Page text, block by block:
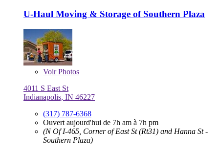
U-Haul Moving & Storage of Southern Plaza
VoirPhotos
4011 S East St
Indianapolis, IN 46227
(317) 787-6368
Ouvert aujourd'hui de 7h am à 7h pm
(N Of I-465, Corner of East St (Rt31) and Hanna St -
Southern Plaza)